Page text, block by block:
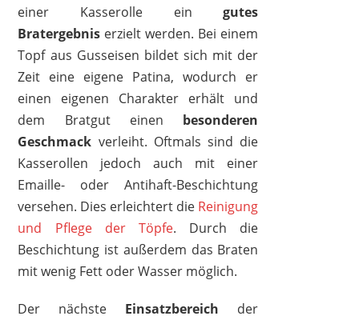
BOBIKUKE
29,99 €
25,49 €
einer Kasserolle eingutes
Bratergebnis erzielt werden. Bei einem
Topf aus Gusseisen bildet sich mit der
Zeit eine eigene Patina, wodurch er
einen eigenen Charakter erhält und
dem Bratgut einen besonderen
Geschmack verleiht. Oftmals sind die
Kasserollen jedoch auch mit einer
Emaille- oder Antihaft-Beschichtung
versehen. Dies erleichtert die Reinigung
und Pflege der Töpfe. Durch die
Beschichtung ist außerdem das Braten
mit wenig Fett oder Wasser möglich.
Der nächste Einsatzbereich der